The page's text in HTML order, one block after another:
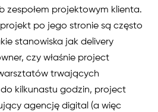
zespołem projektowym klienta.
po jego stronie są często
stanowiska jak delivery
czy właśnie project
trwających
kilkunastu godzin, project
agencję digital (a więc